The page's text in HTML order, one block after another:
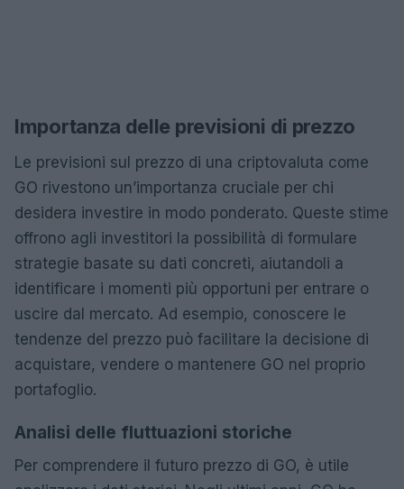
Importanza delle previsioni di prezzo
Le previsioni sul prezzo di una criptovaluta come
GO rivestono un’importanza cruciale per chi
desidera investire in modo ponderato. Queste stime
offrono agli investitori la possibilità di formulare
strategie basate su dati concreti, aiutandoli a
identificare i momenti più opportuni per entrare o
uscire dal mercato. Ad esempio, conoscere le
tendenze del prezzo può facilitare la decisione di
acquistare, vendere o mantenere GO nel proprio
portafoglio.
Analisi delle fluttuazioni storiche
Per comprendere il futuro prezzo di GO, è utile